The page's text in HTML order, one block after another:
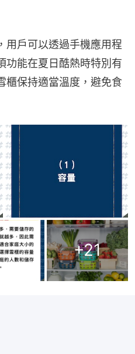
用戶可以透過手機應用程
功能在夏日酷熱時特別有
櫃保持適當溫度，避免食
+21